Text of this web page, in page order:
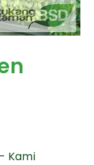
Kami